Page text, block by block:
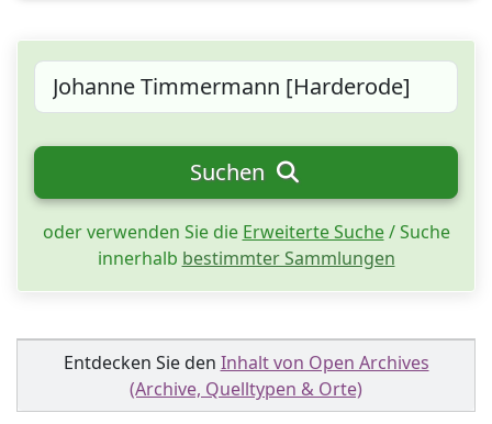
Suchen
oder verwenden Sie die Erweiterte Suche/ Suche
innerhalb bestimmter Sammlungen
Entdecken Sie den Inhalt von Open Archives
(Archive, Quelltypen & Orte)